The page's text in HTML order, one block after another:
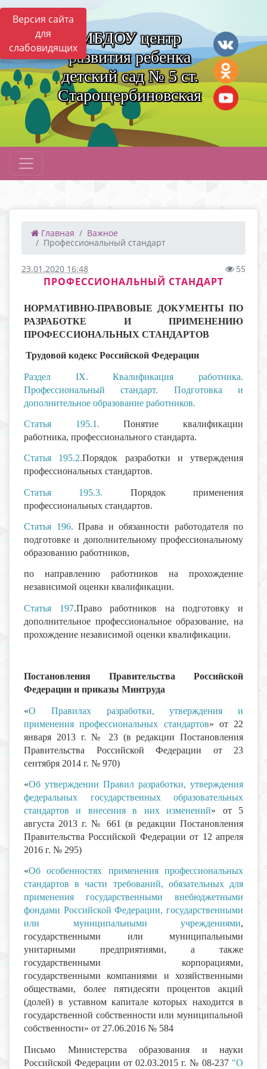
Версия сайта
для
слабовидящих
МБДОУ центр
развития ребенка
детский сад № 5 ст.
Старощербиновская
Главная
Важное
Профессиональный стандарт
23.01.2020 16:48 55
ПРОФЕССИОНАЛЬНЫЙ СТАНДАРТ
НОРМАТИВНО-ПРАВОВЫЕ ДОКУМЕНТЫ ПО
РАЗРАБОТКЕ И ПРИМЕНЕНИЮ
ПРОФЕССИОНАЛЬНЫХ СТАНДАРТОВ
Трудовой кодекс Российской Федерации
Раздел IX. Квалификация работника.
Профессиональный стандарт. Подготовка и
дополнительное образование работников.
Статья 195.1. Понятие квалификации
работника, профессионального стандарта.
Статья 195.2.Порядок разработки и утверждения
профессиональных стандартов.
Статья 195.3. Порядок применения
профессиональных стандартов.
Статья 196. Права и обязанности работодателя по
подготовке и дополнительному профессиональному
образованию работников,
по направлению работников на прохождение
независимой оценки квалификации.
Статья 197.Право работников на подготовку и
дополнительное профессиональное образование, на
прохождение независимой оценки квалификации.
Постановления Правительства Российской
Федерации и приказы Минтруда
«О Правилах разработки, утверждения и
применения профессиональных стандартов» от 22
января 2013 г. № 23 (в редакции Постановления
Правительства Российской Федерации от 23
сентября 2014 г. № 970)
«Об утверждении Правил разработки, утверждения
федеральных государственных образовательных
стандартов и внесения в них изменений» от 5
августа 2013 г. № 661 (в редакции Постановления
Правительства Российской Федерации от 12 апреля
2016 г. № 295)
«Об особенностях применения профессиональных
стандартов в части требований, обязательных для
применения государственными внебюджетными
фондами Российской Федерации, государственными
или муниципальными учреждениями,
государственными или муниципальными
унитарными предприятиями, а также
государственными корпорациями,
государственными компаниями и хозяйственными
обществами, более пятидесяти процентов акций
(долей) в уставном капитале которых находится в
государственной собственности или муниципальной
собственности» от 27.06.2016 № 584
Письмо Министерства образования и науки
Российской Федерации от 02.03.2015 г. № 08-237 "О